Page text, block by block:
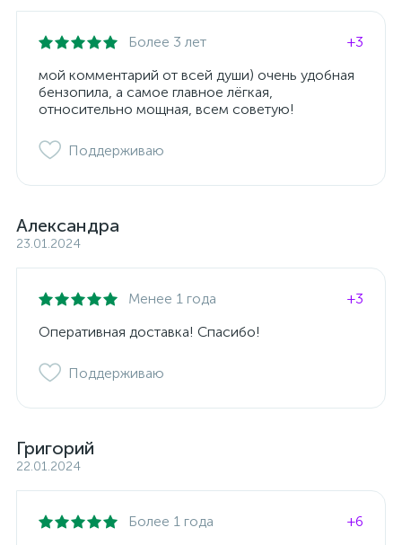
Более 3 лет
+3
мой комментарий от всей души) очень удобная
бензопила, а самое главное лёгкая,
относительно мощная, всем советую!
Поддерживаю
Александра
23.01.2024
Менее 1 года
+3
Оперативная доставка! Спасибо!
Поддерживаю
Григорий
22.01.2024
Более 1 года
+6